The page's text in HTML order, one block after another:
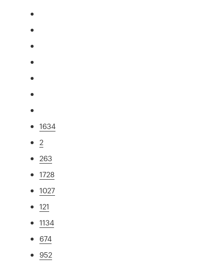
1634
2
263
1728
1027
121
1134
674
952